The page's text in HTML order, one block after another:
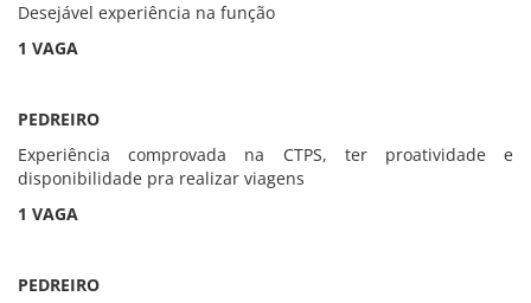
Desejável experiência na função
1 VAGA
PEDREIRO
Experiência comprovada na CTPS, ter proatividade e
disponibilidade pra realizar viagens
1 VAGA
PEDREIRO